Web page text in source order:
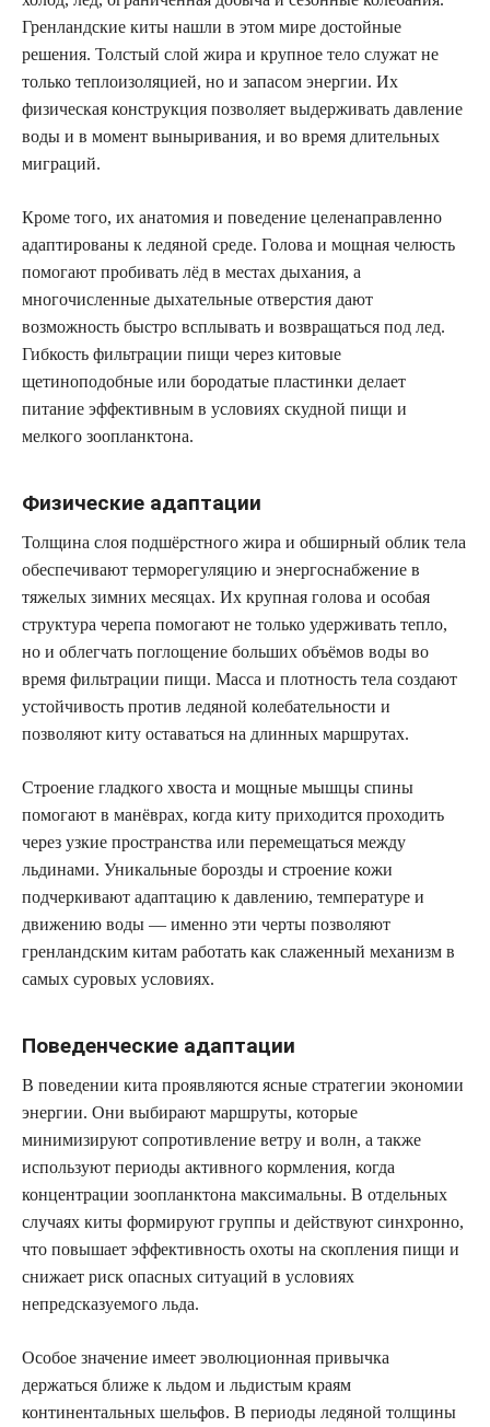
Гренландские киты нашли в этом мире достойные
решения. Толстый слой жира и крупное тело служат не
только теплоизоляцией, но и запасом энергии. Их
физическая конструкция позволяет выдерживать давление
воды и в момент выныривания, и во время длительных
миграций.
Кроме того, их анатомия и поведение целенаправленно
адаптированы к ледяной среде. Голова и мощная челюсть
помогают пробивать лёд в местах дыхания, а
многочисленные дыхательные отверстия дают
возможность быстро всплывать и возвращаться под лед.
Гибкость фильтрации пищи через китовые
щетиноподобные или бородатые пластинки делает
питание эффективным в условиях скудной пищи и
мелкого зоопланктона.
Физические адаптации
Толщина слоя подшёрстного жира и обширный облик тела
обеспечивают терморегуляцию и энергоснабжение в
тяжелых зимних месяцах. Их крупная голова и особая
структура черепа помогают не только удерживать тепло,
но и облегчать поглощение больших объёмов воды во
время фильтрации пищи. Масса и плотность тела создают
устойчивость против ледяной колебательности и
позволяют киту оставаться на длинных маршрутах.
Строение гладкого хвоста и мощные мышцы спины
помогают в манёврах, когда киту приходится проходить
через узкие пространства или перемещаться между
льдинами. Уникальные борозды и строение кожи
подчеркивают адаптацию к давлению, температуре и
движению воды — именно эти черты позволяют
гренландским китам работать как слаженный механизм в
самых суровых условиях.
Поведенческие адаптации
В поведении кита проявляются ясные стратегии экономии
энергии. Они выбирают маршруты, которые
минимизируют сопротивление ветру и волн, а также
используют периоды активного кормления, когда
концентрации зоопланктона максимальны. В отдельных
случаях киты формируют группы и действуют синхронно,
что повышает эффективность охоты на скопления пищи и
снижает риск опасных ситуаций в условиях
непредсказуемого льда.
Особое значение имеет эволюционная привычка
держаться ближе к льдом и льдистым краям
континентальных шельфов. В периоды ледяной толщины